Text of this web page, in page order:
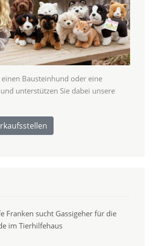
einen Bausteinhund oder eine
unterstützen Sie dabei unsere
Franken sucht Gassigeher für die
im Tierhilfehaus